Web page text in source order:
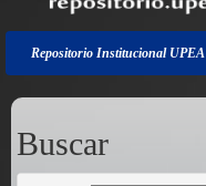
Repositorio Institucional UPEA
Buscar